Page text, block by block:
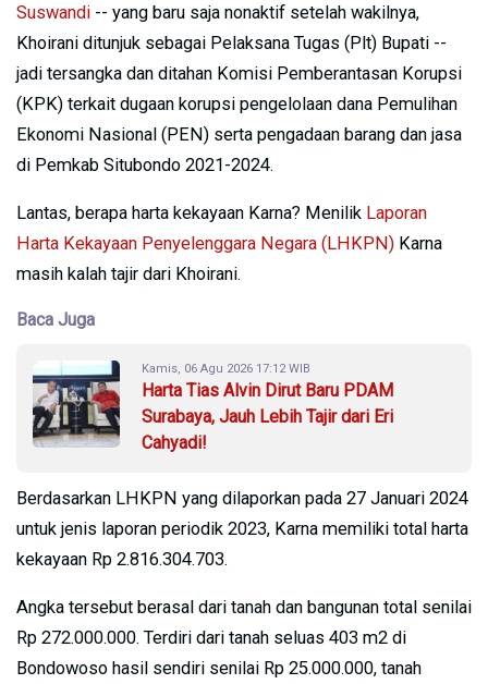
Suswandi -- yang baru saja nonaktif setelah wakilnya,
Khoirani ditunjuk sebagai Pelaksana Tugas (Plt) Bupati --
jadi tersangka dan ditahan Komisi Pemberantasan Korupsi
(KPK) terkait dugaan korupsi pengelolaan dana Pemulihan
Ekonomi Nasional (PEN) serta pengadaan barang dan jasa
di Pemkab Situbondo 2021-2024.
Lantas, berapa harta kekayaan Karna? Menilik Laporan
Harta Kekayaan Penyelenggara Negara (LHKPN) Karna
masih kalah tajir dari Khoirani.
Baca Juga
Kamis, 06 Agu 2026 17:12 WIB
Harta Tias Alvin Dirut Baru PDAM
Surabaya, Jauh Lebih Tajir dari Eri
Cahyadi!
Berdasarkan LHKPN yang dilaporkan pada 27 Januari 2024
untuk jenis laporan periodik 2023, Karna memiliki total harta
kekayaan Rp 2.816.304.703.
Angka tersebut berasal dari tanah dan bangunan total senilai
Rp 272.000.000. Terdiri dari tanah seluas 403 m2 di
Bondowoso hasil sendiri senilai Rp 25.000.000, tanah